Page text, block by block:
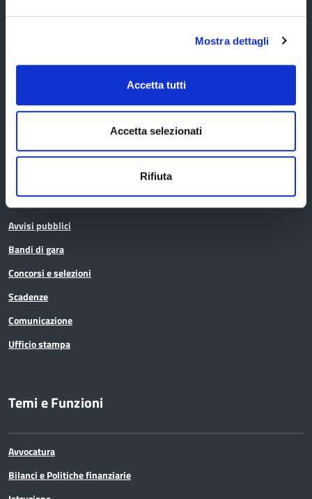
Mostra dettagli
Accetta tutti
Accetta selezionati
Rifiuta
Cerca atti
La Provincia informa
Albo pretorio
Avvisi pubblici
Bandi di gara
Concorsi e selezioni
Scadenze
Comunicazione
Ufficio stampa
Temi e Funzioni
Avvocatura
Bilanci e Politiche finanziarie